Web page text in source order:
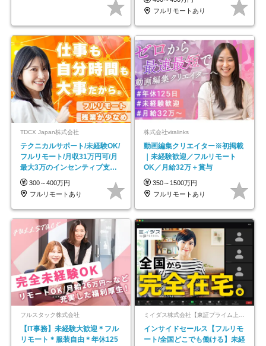
フルリモートあり
TDCX Japan株式会社
テクニカルサポート/未経験OK/
フルリモート/月収31万円可/月
最大3万のインセンティブ支給/
平均年齢33歳
300～400万円
フルリモートあり
株式会社viralinks
動画編集クリエイター※初掲載
｜未経験歓迎／フルリモート
OK／月給32万＋賞与
350～1500万円
フルリモートあり
フルスタック株式会社
【IT事務】未経験大歓迎＊フル
リモート＊服装自由＊年休125
ミイダス株式会社【東証プライム上場パーソルグループ】
インサイドセールス【フルリモ
ート/全国どこでも働ける】未経